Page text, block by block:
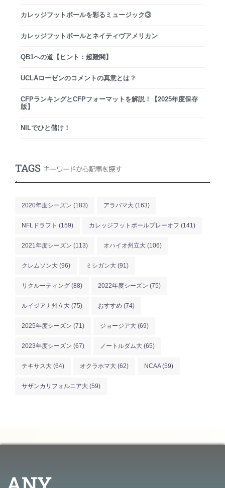
カレッジフットボールを彩るミュージック③
カレッジフットボールとネイティヴアメリカン
QB1への道【ヒント：超難関】
UCLAローゼンのコメントの真意とは？
CFPランキングとCFPフォーマットを解説！【2025年度保存
版】
NILでひと儲け！
TAGS キーワードから記事を探す
.
2020年度シーズン (183) アラバマ大 (163)
NFLドラフト (159) カレッジフットボールプレーオフ (141)
2021年度シーズン (113) オハイオ州立大 (106)
クレムソン大 (96) ミシガン大 (91)
リクルーティング (88) 2022年度シーズン (75)
ルイジアナ州立大 (75) おすすめ (74)
2025年度シーズン (71) ジョージア大 (69)
2023年度シーズン (67) ノートルダム大 (65)
テキサス大 (64) オクラホマ大 (62) NCAA(59)
サザンカリフォルニア大 (59)